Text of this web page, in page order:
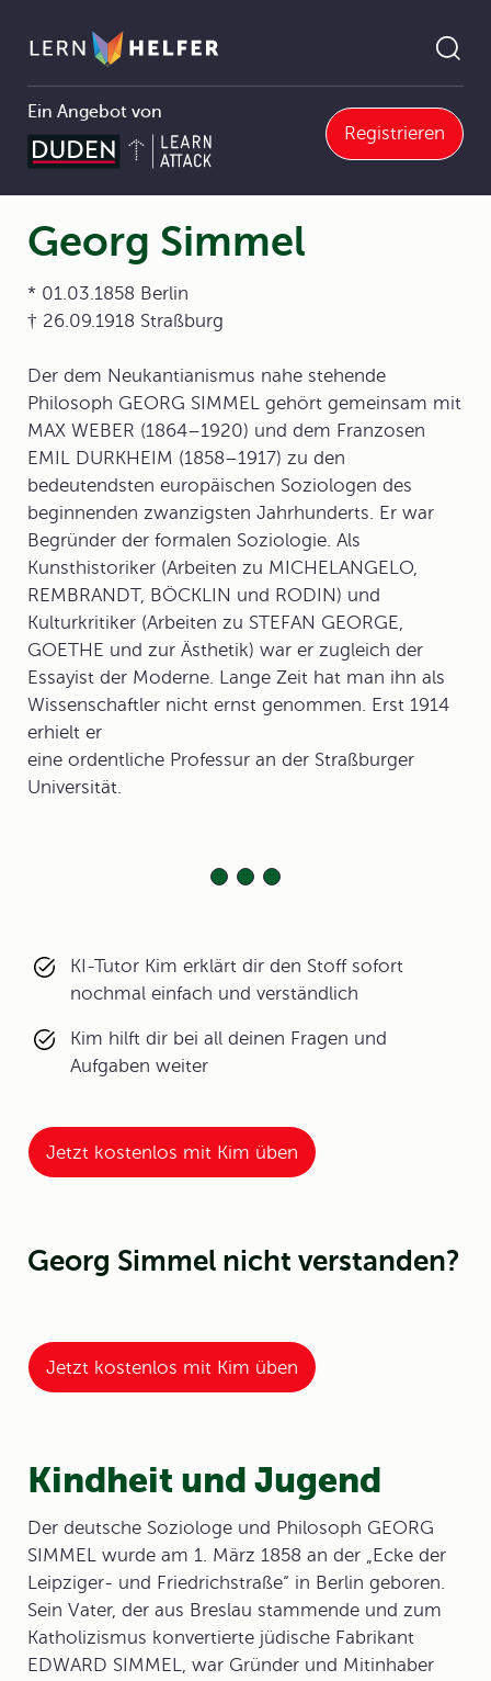
Ein Angebot von
Registrieren
Pfadnavigation
1 Politik und Wirtschaft als Wissenschaften und ihre Methoden 1.1 Politikwissenschaft und Strömungen des politischen Denkens Georg Simmel
Georg Simmel
* 01.03.1858 Berlin
† 26.09.1918 Straßburg
Der dem Neukantianismus nahe stehende
Philosoph GEORG SIMMEL gehört gemeinsam mit
MAX WEBER (1864–1920) und dem Franzosen
EMIL DURKHEIM (1858–1917) zu den
bedeutendsten europäischen Soziologen des
beginnenden zwanzigsten Jahrhunderts. Er war
Begründer der formalen Soziologie. Als
Kunsthistoriker (Arbeiten zu MICHELANGELO,
REMBRANDT, BÖCKLIN und RODIN) und
Kulturkritiker (Arbeiten zu STEFAN GEORGE,
GOETHE und zur Ästhetik) war er zugleich der
Essayist der Moderne. Lange Zeit hat man ihn als
Wissenschaftler nicht ernst genommen. Erst 1914
erhielt er
eine ordentliche Professur an der Straßburger
Universität.
KI-Tutor Kim erklärt dir den Stoff sofort
nochmal einfach und verständlich
Kim hilft dir bei all deinen Fragen und
Aufgaben weiter
Jetzt kostenlos mit Kim üben
Georg Simmel nicht verstanden?
Jetzt kostenlos mit Kim üben
Kindheit und Jugend
Der deutsche Soziologe und Philosoph GEORG
SIMMEL wurde am 1. März 1858 an der „Ecke der
Leipziger- und Friedrichstraße“ in Berlin geboren.
Sein Vater, der aus Breslau stammende und zum
Katholizismus konvertierte jüdische Fabrikant
EDWARD SIMMEL, war Gründer und Mitinhaber